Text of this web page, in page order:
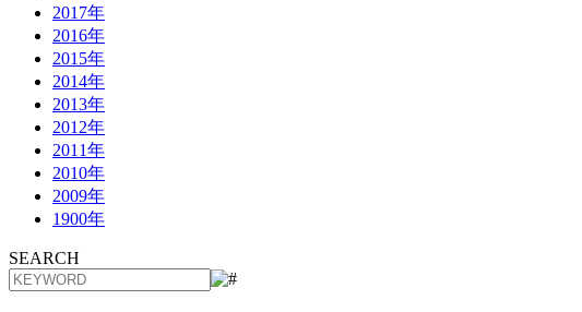
2017年
2016年
2015年
2014年
2013年
2012年
2011年
2010年
2009年
1900年
SEARCH